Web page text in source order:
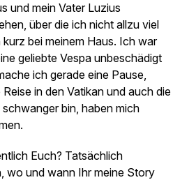
und mein Vater Luzius
über die ich nicht allzu viel
bei meinem Haus. Ich war
geliebte Vespa unbeschädigt
ich gerade eine Pause,
in den Vatikan und auch die
bin, haben mich
Euch? Tatsächlich
wo und wann Ihr meine Story